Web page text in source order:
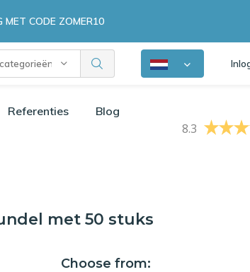
MET CODE ZOMER10
Referenties Blog
8.3
met 50 stuks
Choose from: